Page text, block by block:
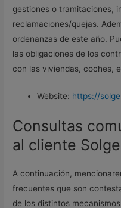
gestiones o tramitaciones,
reclamaciones/quejas.
ordenanzas de este año.
las obligaciones de los
con las viviendas, coches,
Website: https://
Consultas
al cliente
A continuación,
frecuentes que son
de los distintos